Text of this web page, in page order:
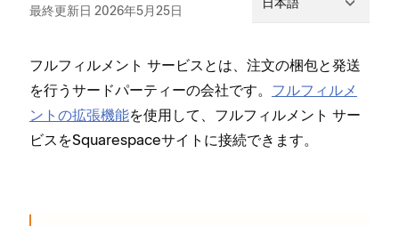
最終更新日 2026年5月25日
フルフ⁠ィルメント サ⁠ービスとは⁠、注文の梱包と発送
を行うサ⁠ードパ⁠ーテ⁠ィ⁠ーの会社です⁠。 フルフ⁠ィルメ
ントの拡張機能を使用して⁠、フルフ⁠ィルメント サ⁠ー
ビスをSquarespaceサイトに接続できます⁠。